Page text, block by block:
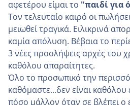
αφετέρου είμαι το "παιδί για
Τον τελευταίο καιρό οι
μειωθεί τραγικά. Ειλικρινά
καμία απόλυση. Βέβαια το
3 νέες προσλήψεις αρχές του
καθόλου απαραίτητες.
Όλο το προσωπικό την
καθόμαστε...δεν είναι
πόσο μάλλον όταν σε βλέπει ο